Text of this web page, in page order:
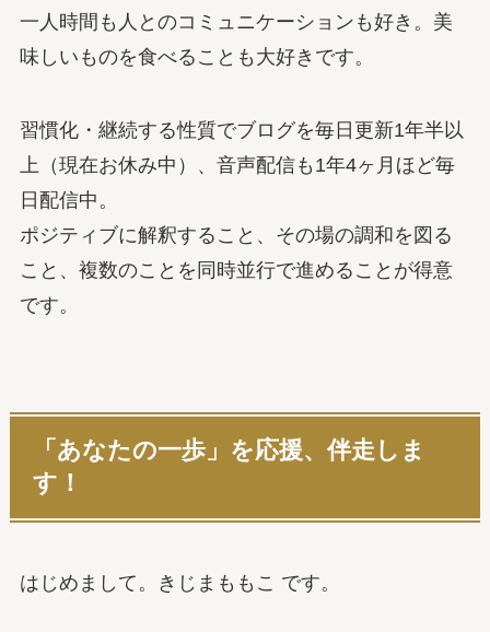
一人時間も人とのコミュニケーションも好き。美
味しいものを食べることも大好きです。
習慣化・継続する性質でブログを毎日更新1年半以
上（現在お休み中）、音声配信も1年4ヶ月ほど毎
日配信中。
ポジティブに解釈すること、その場の調和を図る
こと、複数のことを同時並行で進めることが得意
です。
「あなたの一歩」を応援、伴走しま
す！
はじめまして。きじまももこ です。